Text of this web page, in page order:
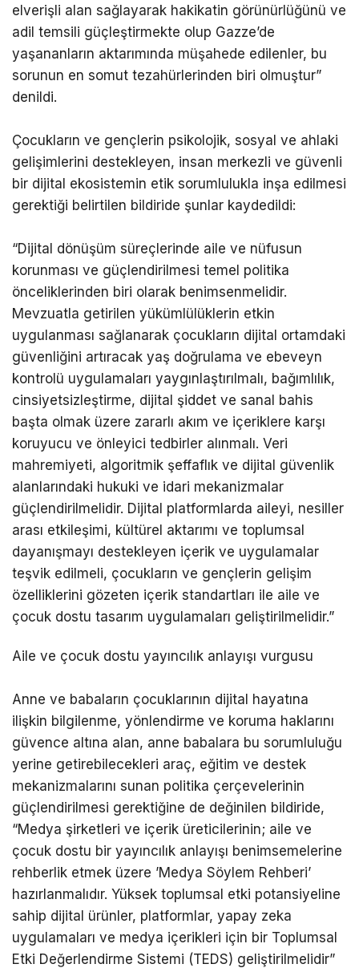
elverişli alan sağlayarak hakikatin görünürlüğünü ve
adil temsili güçleştirmekte olup Gazze’de
yaşananların aktarımında müşahede edilenler, bu
sorunun en somut tezahürlerinden biri olmuştur”
denildi.
Çocukların ve gençlerin psikolojik, sosyal ve ahlaki
gelişimlerini destekleyen, insan merkezli ve güvenli
bir dijital ekosistemin etik sorumlulukla inşa edilmesi
gerektiği belirtilen bildiride şunlar kaydedildi:
“Dijital dönüşüm süreçlerinde aile ve nüfusun
korunması ve güçlendirilmesi temel politika
önceliklerinden biri olarak benimsenmelidir.
Mevzuatla getirilen yükümlülüklerin etkin
uygulanması sağlanarak çocukların dijital ortamdaki
güvenliğini artıracak yaş doğrulama ve ebeveyn
kontrolü uygulamaları yaygınlaştırılmalı, bağımlılık,
cinsiyetsizleştirme, dijital şiddet ve sanal bahis
başta olmak üzere zararlı akım ve içeriklere karşı
koruyucu ve önleyici tedbirler alınmalı. Veri
mahremiyeti, algoritmik şeffaflık ve dijital güvenlik
alanlarındaki hukuki ve idari mekanizmalar
güçlendirilmelidir. Dijital platformlarda aileyi, nesiller
arası etkileşimi, kültürel aktarımı ve toplumsal
dayanışmayı destekleyen içerik ve uygulamalar
teşvik edilmeli, çocukların ve gençlerin gelişim
özelliklerini gözeten içerik standartları ile aile ve
çocuk dostu tasarım uygulamaları geliştirilmelidir.”
Aile ve çocuk dostu yayıncılık anlayışı vurgusu
Anne ve babaların çocuklarının dijital hayatına
ilişkin bilgilenme, yönlendirme ve koruma haklarını
güvence altına alan, anne babalara bu sorumluluğu
yerine getirebilecekleri araç, eğitim ve destek
mekanizmalarını sunan politika çerçevelerinin
güçlendirilmesi gerektiğine de değinilen bildiride,
“Medya şirketleri ve içerik üreticilerinin; aile ve
çocuk dostu bir yayıncılık anlayışı benimsemelerine
rehberlik etmek üzere ’Medya Söylem Rehberi’
hazırlanmalıdır. Yüksek toplumsal etki potansiyeline
sahip dijital ürünler, platformlar, yapay zeka
uygulamaları ve medya içerikleri için bir Toplumsal
Etki Değerlendirme Sistemi (TEDS) geliştirilmelidir”